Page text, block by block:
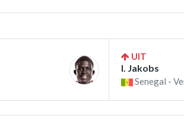
UIT
I. Jakobs
Senegal -